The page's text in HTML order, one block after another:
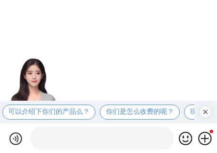
可以介绍下你们的产品么？ 你们是怎么收费的呢？ 现在有